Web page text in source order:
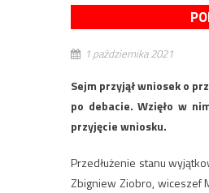
1 października 2021
Sejm przyjął wniosek o
po debacie. Wzięło w
przyjęcie wniosku.
Przedłużenie stanu
Zbigniew Ziobro, wiceszef